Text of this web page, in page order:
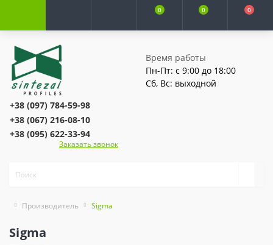
0 0 0
Время работы
Пн-Пт: с 9:00 до 18:00
Сб, Вс: выходной
+38 (097) 784-59-98
+38 (067) 216-08-10
+38 (095) 622-33-94
Заказать звонок
Производитель Sigma
Sigma